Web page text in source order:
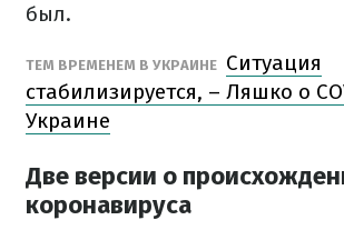
был.
ТЕМ ВРЕМЕНЕМ В УКРАИНЕ Ситуация
стабилизируется, – Ляшко о
Украине
Две версии о
коронавируса